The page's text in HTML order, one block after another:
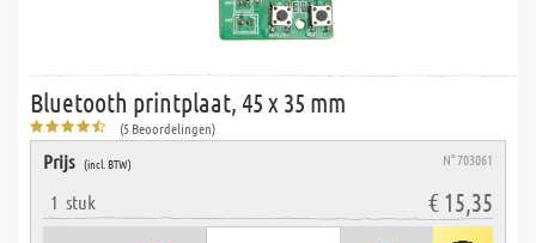
Bluetooth printplaat, 45 x 35 mm
(5 Beoordelingen)
Prijs (incl. BTW) N° 703061
1 stuk € 15,35